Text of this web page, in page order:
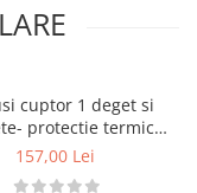
cuptor 1 deget si
protectie termica
profesionala
157,00 Lei